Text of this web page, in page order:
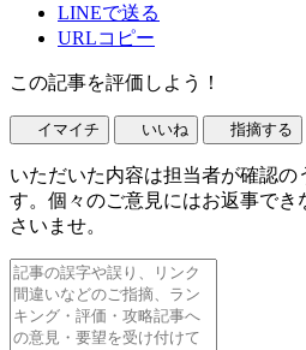
LINEで送る
URLコピー
この記事を評価しよう！
イマイチ いいね 指摘する
いただいた内容は担当者が確認の
す。個々のご意見にはお返事で
さいませ。